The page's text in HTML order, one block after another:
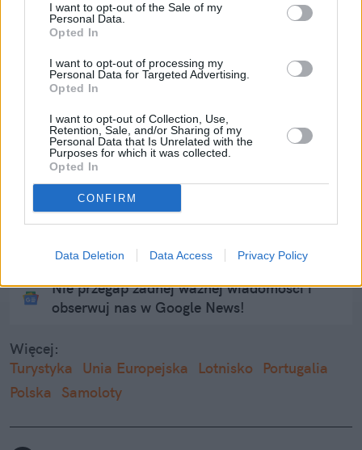
I want to opt-out of the Sale of my
Personal Data.
Opted In
I want to opt-out of processing my
Personal Data for Targeted Advertising.
Opted In
I want to opt-out of Collection, Use,
Retention, Sale, and/or Sharing of my
Personal Data that Is Unrelated with the
Purposes for which it was collected.
Opted In
CONFIRM
Data Deletion Data Access Privacy Policy
wojsko
drony przerwano pracę lotniska w
Monachium
Samolot wypadł z pasa startowego i
wpadł do morza. Nie żyje dwóch
pracowników lotniska
Nie przegap żadnej ważnej wiadomości i
obserwuj nas w Google News!
Więcej:
Turystyka
Unia Europejska Lotnisko
Portugalia
Polska
Samoloty